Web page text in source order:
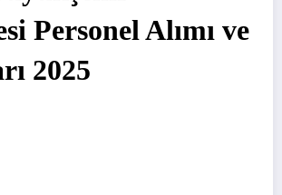
Personel Alımı ve
2025